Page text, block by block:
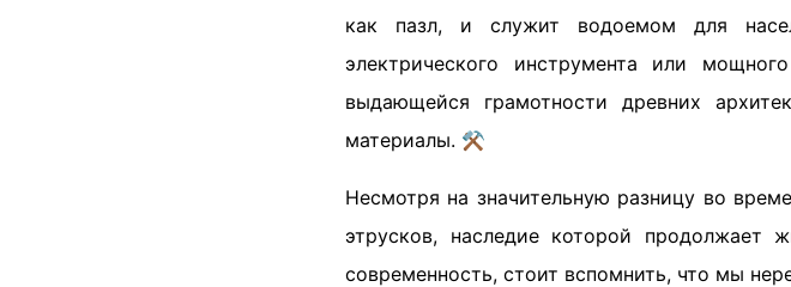
как пазл, и служит водоемом для
электрического инструмента или
выдающейся грамотности древних
материалы. ⚒️
Несмотря на значительную разницу во
этрусков, наследие которой продолжает
современность, стоит вспомнить, что мы